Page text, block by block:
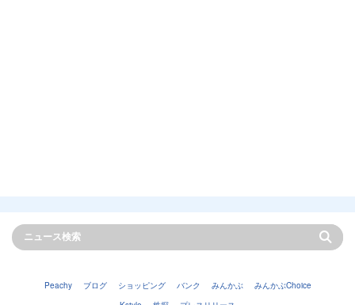
Peachy ブログ ショッピング バンク みんかぶ
みんかぶChoice